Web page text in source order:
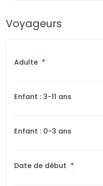
Voyageurs
Adulte
Enfant : 3-11 ans
Enfant : 0-3 ans
Date de début